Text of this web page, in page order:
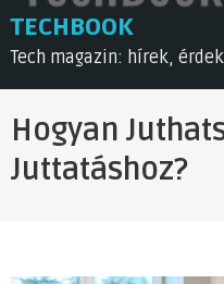
TECHBOOK
Tech magazin: hírek,
Hogyan
Juttatáshoz?